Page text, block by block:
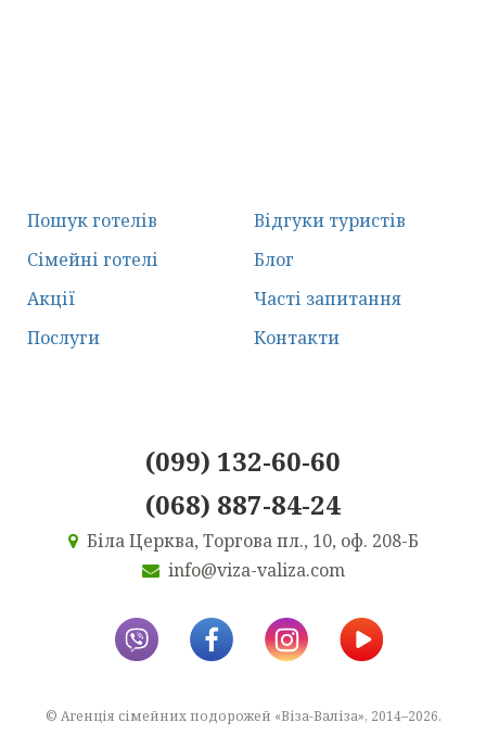
Пошук готелів
Сімейні готелі
Акції
Послуги
Відгуки туристів
Блог
Часті запитання
Контакти
(099) 132-60-60
(068) 887-84-24
Біла Церква, Торгова пл., 10, оф. 208-Б
info@viza-valiza.com
© Агенція сімейних подорожей «Віза-Валіза», 2014–2026.